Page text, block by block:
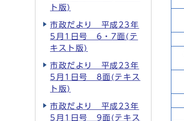
ト版)
市政だより 平成23年
5月1日号 6・7面(テ
キスト版)
市政だより 平成23年
5月1日号 8面(テキス
ト版)
市政だより 平成23年
5月1日号 9面(テキス